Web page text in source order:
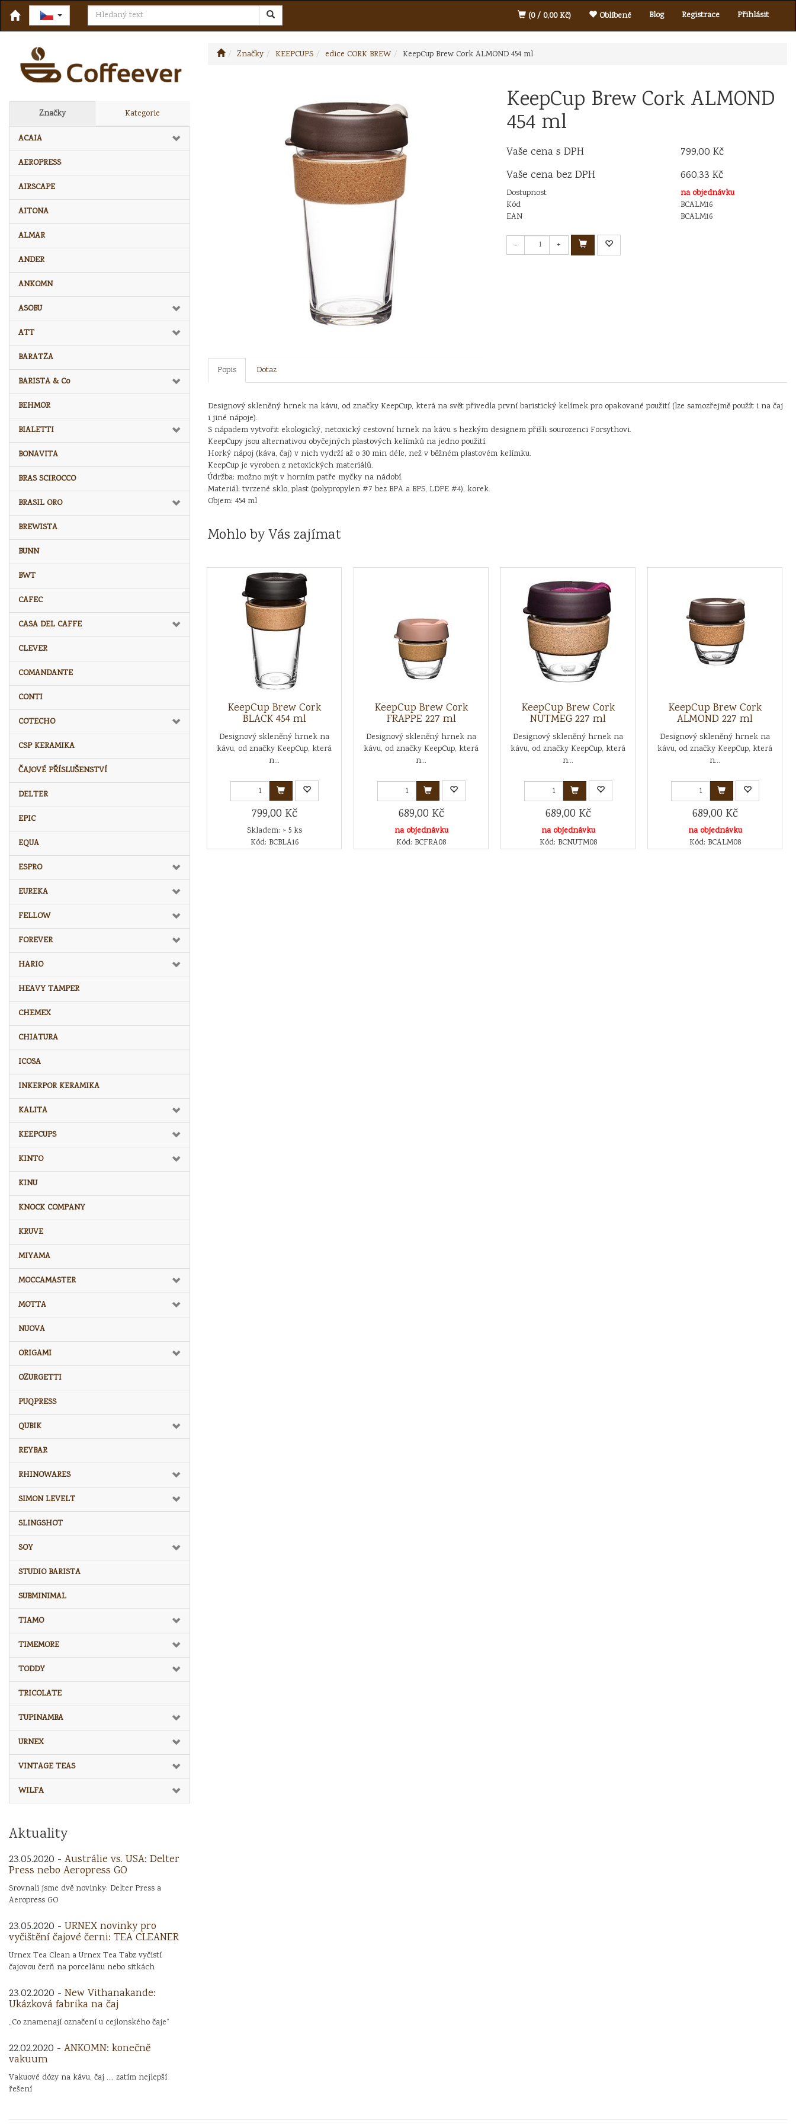
Blog Registrace Přihlásit
(0 / 0,00 Kč) Oblíbené
Značky Kategorie
ACAIA
AEROPRESS
AIRSCAPE
AITONA
ALMAR
ANDER
ANKOMN
ASOBU
ATT
BARATZA
BARISTA & Co
BEHMOR
BIALETTI
BONAVITA
BRAS SCIROCCO
BRASIL ORO
BREWISTA
BUNN
BWT
CAFEC
CASA DEL CAFFE
CLEVER
COMANDANTE
CONTI
COTECHO
CSP KERAMIKA
ČAJOVÉ PŘÍSLUŠENSTVÍ
DELTER
EPIC
EQUA
ESPRO
EUREKA
FELLOW
FOREVER
HARIO
HEAVY TAMPER
CHEMEX
CHIATURA
ICOSA
INKERPOR KERAMIKA
KALITA
KEEPCUPS
KINTO
KINU
KNOCK COMPANY
KRUVE
MIYAMA
MOCCAMASTER
MOTTA
NUOVA
ORIGAMI
OZURGETTI
PUQPRESS
QUBIK
REYBAR
RHINOWARES
SIMON LEVELT
SLINGSHOT
SOY
STUDIO BARISTA
SUBMINIMAL
TIAMO
TIMEMORE
TODDY
TRICOLATE
TUPINAMBA
URNEX
VINTAGE TEAS
WILFA
Aktuality
23.05.2020 - Austrálie vs. USA: Delter
Press nebo Aeropress GO
Srovnali jsme dvě novinky: Delter Press a
Aeropress GO
23.05.2020 - URNEX novinky pro
vyčištění čajové černi: TEA CLEANER
Urnex Tea Clean a Urnex Tea Tabz vyčistí
čajovou čerň na porcelánu nebo sítkách
23.02.2020 - New Vithanakande:
Ukázková fabrika na čaj
„Co znamenají označení u cejlonského čaje“
22.02.2020 - ANKOMN: konečně
vakuum
Vakuové dózy na kávu, čaj ..., zatím nejlepší
řešení
Značky KEEPCUPS edice CORK BREW KeepCup Brew Cork ALMOND 454 ml
KeepCup Brew Cork ALMOND
454 ml
Vaše cena s DPH
799,00 Kč
Vaše cena bez DPH
660,33 Kč
Dostupnost
na objednávku
Kód
BCALM16
EAN
BCALM16
- +
Popis Dotaz
Designový skleněný hrnek na kávu, od značky KeepCup, která na svět přivedla první baristický kelímek pro opakované použití (lze samozřejmě použít i na čaj
i jiné nápoje).
S nápadem vytvořit ekologický, netoxický cestovní hrnek na kávu s hezkým designem přišli sourozenci Forsythovi.
KeepCupy jsou alternativou obyčejných plastových kelímků na jedno použití.
Horký nápoj (káva, čaj) v nich vydrží až o 30 min déle, než v běžném plastovém kelímku.
KeepCup je vyroben z netoxických materiálů.
Údržba: možno mýt v horním patře myčky na nádobí.
Materiál: tvrzené sklo, plast (polypropylen #7 bez BPA a BPS, LDPE #4), korek.
Objem: 454 ml
Mohlo by Vás zajímat
KeepCup Brew Cork
BLACK 454 ml
Designový skleněný hrnek na
kávu, od značky KeepCup, která
n...
799,00 Kč
Skladem: > 5 ks
Kód: BCBLA16
KeepCup Brew Cork
FRAPPE 227 ml
Designový skleněný hrnek na
kávu, od značky KeepCup, která
n...
689,00 Kč
na objednávku
Kód: BCFRA08
KeepCup Brew Cork
NUTMEG 227 ml
Designový skleněný hrnek na
kávu, od značky KeepCup, která
n...
689,00 Kč
na objednávku
Kód: BCNUTM08
KeepCup Brew Cork
ALMOND 227 ml
Designový skleněný hrnek na
kávu, od značky KeepCup, která
n...
689,00 Kč
na objednávku
Kód: BCALM08